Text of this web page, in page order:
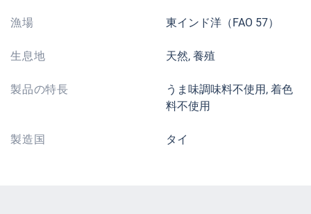
漁場 東インド洋（FAO 57）
生息地 天然, 養殖
製品の特長
うま味調味料不使用, 着色
料不使用
製造国 タイ